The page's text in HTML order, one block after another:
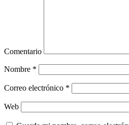
Comentario
Nombre *
Correo electrónico *
Web